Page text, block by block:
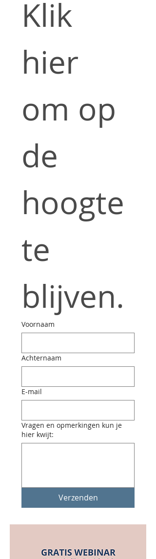
Klik
hier
om op
de
hoogte
te
blijven.
Voornaam
Achternaam
E-mail
Vragen en opmerkingen kun je
hier kwijt:
Verzenden